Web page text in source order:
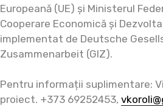
Europeană (UE) și Ministerul
Cooperare Economică și
implementat de Deutsche
Zusammenarbeit (GIZ).
Pentru informații suplimentare:
proiect. +373 69252453,